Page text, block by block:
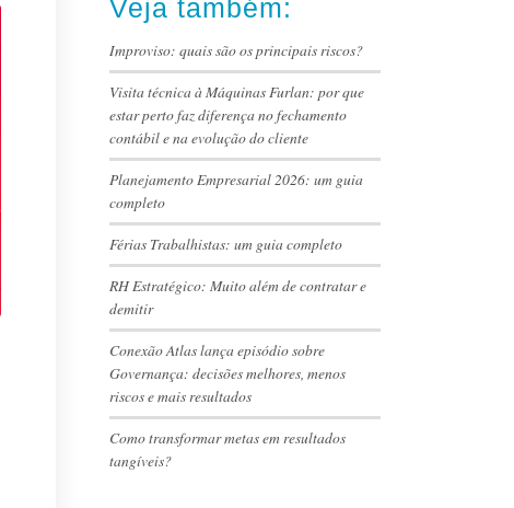
Veja também:
Improviso: quais são os principais riscos?
Visita técnica à Máquinas Furlan: por que
estar perto faz diferença no fechamento
contábil e na evolução do cliente
Planejamento Empresarial 2026: um guia
completo
Férias Trabalhistas: um guia completo
RH Estratégico: Muito além de contratar e
demitir
Conexão Atlas lança episódio sobre
Governança: decisões melhores, menos
riscos e mais resultados
Como transformar metas em resultados
tangíveis?